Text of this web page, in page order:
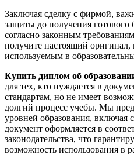
Заключая сделку с фирмой,
защиты до получения готового
согласно законным
получите настоящий
используемым в
Купить диплом об
для тех, кто нуждается в
стандартам, но не имеет
долгий процесс учебы. Мы
уровней образования,
документ оформляется в
законодательства, что
возможность использования в